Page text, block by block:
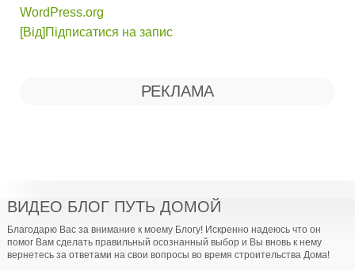
WordPress.org
[Від]Підписатися на запис
РЕКЛАМА
ВИДЕО БЛОГ ПУТЬ ДОМОЙ
Благодарю Вас за внимание к моему Блогу! Искренно надеюсь что он
помог Вам сделать правильный осознанный выбор и Вы вновь к нему
вернетесь за ответами на свои вопросы во время строительства Дома!